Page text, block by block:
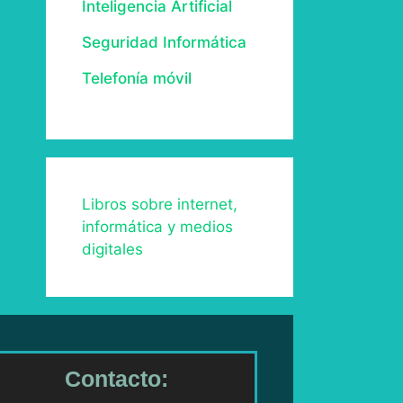
Inteligencia Artificial
Seguridad Informática
Telefonía móvil
Libros sobre internet,
informática y medios
digitales
Contacto: